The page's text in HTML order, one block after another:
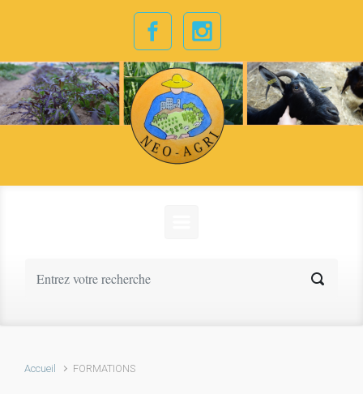
Skip to main content
Accueil FORMATIONS